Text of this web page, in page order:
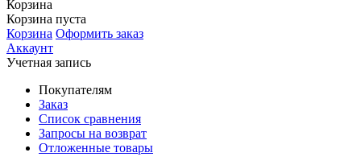
Корзина
Корзина пуста
Корзина Оформить заказ
Аккаунт
Учетная запись
Покупателям
Заказ
Список сравнения
Запросы на возврат
Отложенные товары